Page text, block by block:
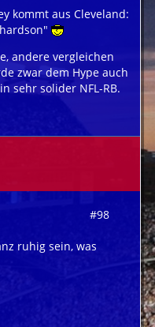
kommt aus Cleveland:
andere vergleichen
zwar dem Hype auch
sehr solider NFL-RB.
#98
ruhig sein, was